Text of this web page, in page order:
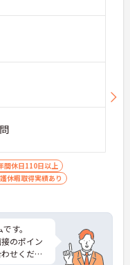
間休日110日以上
休暇取得実績あり
す。
のポイン
せくださ